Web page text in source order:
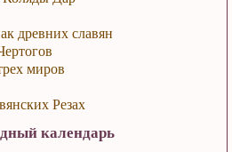
древних славян
миров
Резах
календарь